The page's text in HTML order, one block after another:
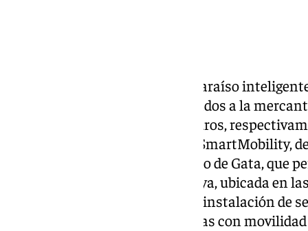
Adscrito al proyecto ‘Almería, paraíso
también los contratos, adjudicados a la
importe de 17.908 y 17.920,10 euros,
e integración en la plataforma SmartMobility,
en una zona estratégica del Cabo de Gata,
aproximado de su principal playa, ubicada en
Cabo de Gata, y de suministro e instalación de
dedicados a plazas para personas con